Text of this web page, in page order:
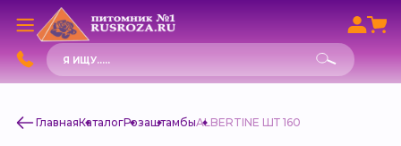
Поиск
товаров
ГлавнаяКаталогРозаштамбыALBERTINE ШТ 160